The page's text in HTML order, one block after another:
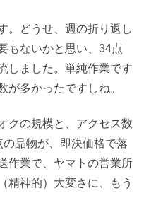
。どうせ、週の折り返し
もないかと思い、34点
しました。単純作業です
が多かったですしね。
クの規模と、アクセス数
品物が、即決価格で落
作業で、ヤマトの営業所
精神的）大変さに、もう